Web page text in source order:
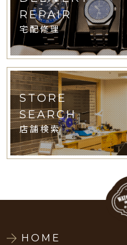
REPAIR
宅配修理
STORE
SEARCH
店舗検索
HOME